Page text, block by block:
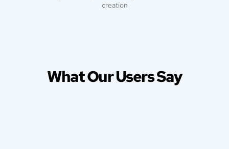
creation
What Our Users Say